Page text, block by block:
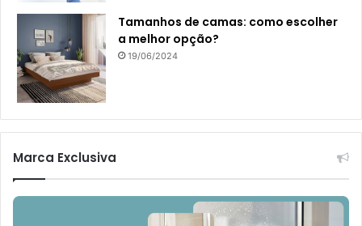
Tamanhos de camas: como escolher
a melhor opção?
19/06/2024
Marca Exclusiva